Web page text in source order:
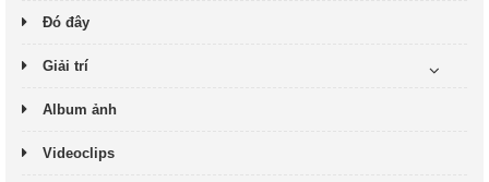
Đó đây
Giải trí
Album ảnh
Videoclips